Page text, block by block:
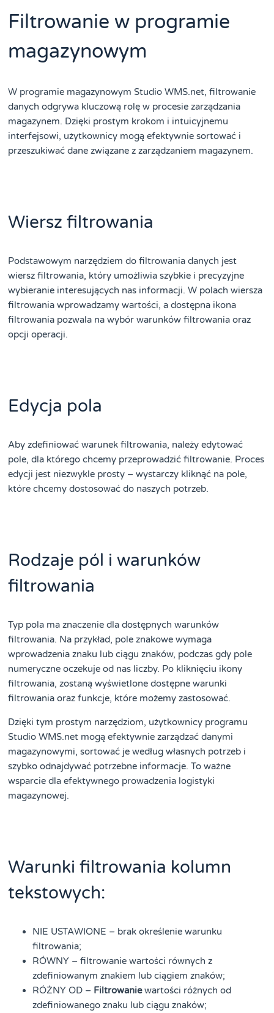
Filtrowanie w programie
magazynowym
W programie magazynowym Studio WMS.net, filtrowanie
danych odgrywa kluczową rolę w procesie zarządzania
magazynem. Dzięki prostym krokom i intuicyjnemu
interfejsowi, użytkownicy mogą efektywnie sortować i
przeszukiwać dane związane z zarządzaniem magazynem.
Wiersz filtrowania
Podstawowym narzędziem do filtrowania danych jest
wiersz filtrowania, który umożliwia szybkie i precyzyjne
wybieranie interesujących nas informacji. W polach wiersza
filtrowania wprowadzamy wartości, a dostępna ikona
filtrowania pozwala na wybór warunków filtrowania oraz
opcji operacji.
Edycja pola
Aby zdefiniować warunek filtrowania, należy edytować
pole, dla którego chcemy przeprowadzić filtrowanie. Proces
edycji jest niezwykle prosty – wystarczy kliknąć na pole,
które chcemy dostosować do naszych potrzeb.
Rodzaje pól i warunków
filtrowania
Typ pola ma znaczenie dla dostępnych warunków
filtrowania. Na przykład, pole znakowe wymaga
wprowadzenia znaku lub ciągu znaków, podczas gdy pole
numeryczne oczekuje od nas liczby. Po kliknięciu ikony
filtrowania, zostaną wyświetlone dostępne warunki
filtrowania oraz funkcje, które możemy zastosować.
Dzięki tym prostym narzędziom, użytkownicy programu
Studio WMS.net mogą efektywnie zarządzać danymi
magazynowymi, sortować je według własnych potrzeb i
szybko odnajdywać potrzebne informacje. To ważne
wsparcie dla efektywnego prowadzenia logistyki
magazynowej.
Warunki filtrowania kolumn
tekstowych:
NIE USTAWIONE – brak określenie warunku
filtrowania;
RÓWNY – filtrowanie wartości równych z
zdefiniowanym znakiem lub ciągiem znaków;
RÓŻNY OD – Filtrowaniewartości różnych od
zdefiniowanego znaku lub ciągu znaków;